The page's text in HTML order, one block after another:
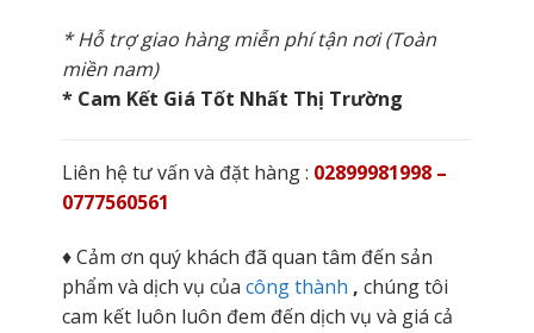
* Hỗ trợ giao hàng miễn phí tận nơi (Toàn
miền nam)
* Cam Kết Giá Tốt Nhất Thị Trường
Liên hệ tư vấn và đặt hàng : 02899981998 –
0777560561
♦ Cảm ơn quý khách đã quan tâm đến sản
phẩm và dịch vụ của công thành , chúng tôi
cam kết luôn luôn đem đến dịch vụ và giá cả